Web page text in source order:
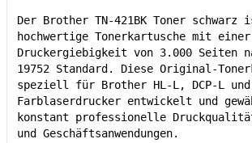
Der Brother TN-421BK Toner schwarz
hochwertige Tonerkartusche mit einer
Druckergiebigkeit von 3.000 Seiten
19752 Standard. Diese Original-
speziell für Brother HL-L, DCP-L und
Farblaserdrucker entwickelt und
konstant professionelle
und Geschäftsanwendungen.